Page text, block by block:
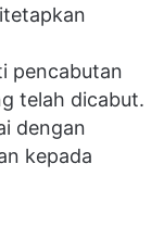
pencabutan
telah dicabut.
dengan
kepada